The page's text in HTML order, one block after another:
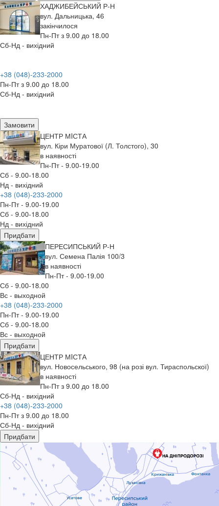
ХАДЖИБЕЙСЬКИЙ Р-Н
вул. Дальницька, 46
закінчилося
Пн-Пт з 9.00 до 18.00
Сб-Нд - вихідний
+38 (048)-233-2000
Пн-Пт з 9.00 до 18.00
Сб-Нд - вихідний
Замовити
ЦЕНТР МIСТА
вул. Кіри Муратової (Л. Толстого), 30
в наявності
Пн-Пт - 9.00-19.00
Сб - 9.00-18.00
Нд - вихідний
+38 (048)-233-2000
Пн-Пт - 9.00-19.00
Сб - 9.00-18.00
Нд - вихідний
Придбати
ПЕРЕСИПСЬКИЙ Р-Н
вул. Семена Палія 100/3
в наявності
Пн-Пт - 9.00-19.00
Сб - 9.00-18.00
Вс - выходной
+38 (048)-233-2000
Пн-Пт - 9.00-19.00
Сб - 9.00-18.00
Вс - выходной
Придбати
ЦЕНТР МIСТА
вул. Новосельського, 98 (на розі вул. Тираспольскої)
в наявності
Пн-Пт з 9.00 до 18.00
Сб-Нд - вихідний
+38 (048)-233-2000
Пн-Пт з 9.00 до 18.00
Сб-Нд - вихідний
Придбати